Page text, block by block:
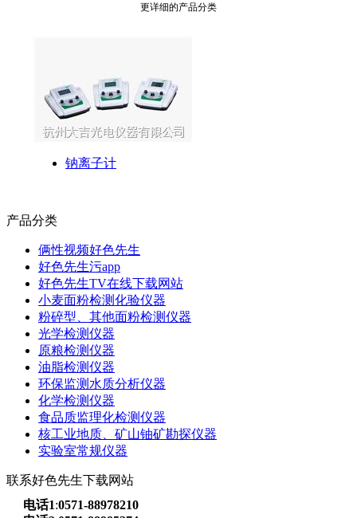
更详细的产品分类
钠离子计
产品分类
俩性视频好色先生
好色先生污app
好色先生TV在线下载网站
小麦面粉检测化验仪器
粉碎型、其他面粉检测仪器
光学检测仪器
原粮检测仪器
油脂检测仪器
环保监测水质分析仪器
化学检测仪器
食品质监理化检测仪器
核工业地质、矿山铀矿勘探仪器
实验室常规仪器
联系好色先生下载网站
电话1:0571-88978210